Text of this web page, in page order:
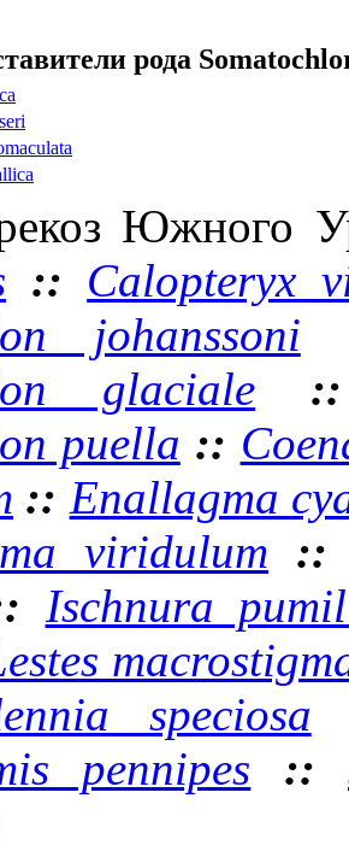
рода
Южного
:: Calopteryx
johanssoni
glaciale
puella ::
:: Enallagma
viridulum
Ischnura
speciosa
pennipes ::